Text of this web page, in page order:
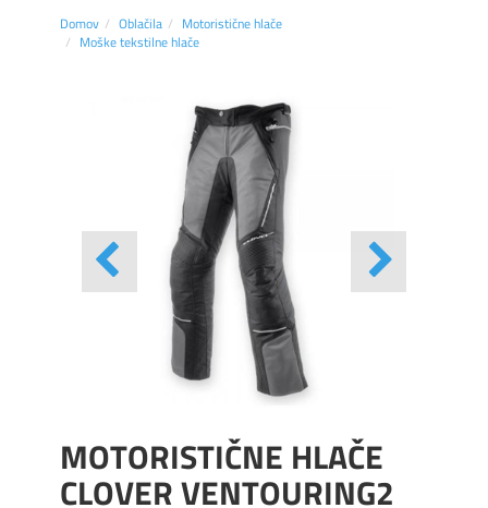
Domov Oblačila
Motoristične hlače
Moške tekstilne hlače
MOTORISTIČNE HLAČE
CLOVER VENTOURING2